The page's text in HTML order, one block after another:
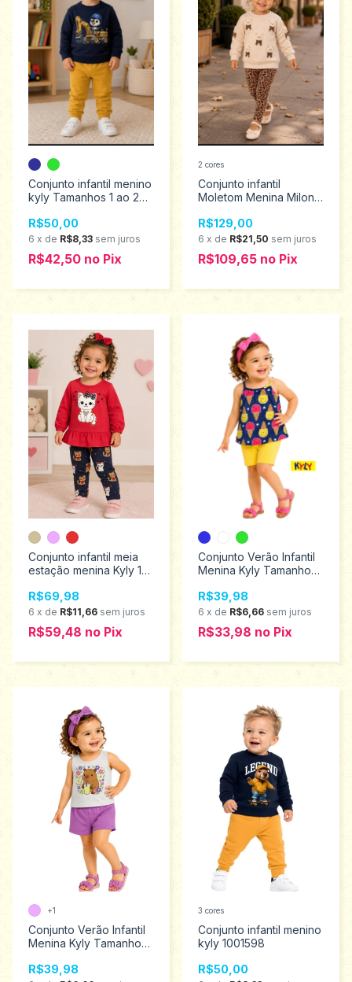
Conjunto infantil menino
kyly Tamanhos 1 ao 2
R$50,00
6 x de R$8,33 sem juros
R$42,50 no Pix
Conjunto infantil
Moletom Menina Milon 2
R$129,00
6 x de R$21,50 sem juros
R$109,65 no Pix
2 cores
Conjunto infantil meia
estação menina Kyly 1
R$69,98
6 x de R$11,66 sem juros
R$59,48 no Pix
Conjunto Verão Infantil
Menina Kyly Tamanhos 1
R$39,98
6 x de R$6,66 sem juros
R$33,98 no Pix
Conjunto Verão Infantil
Menina Kyly Tamanhos 1
R$39,98
+1
Conjunto infantil menino
kyly 1001598
R$50,00
3 cores